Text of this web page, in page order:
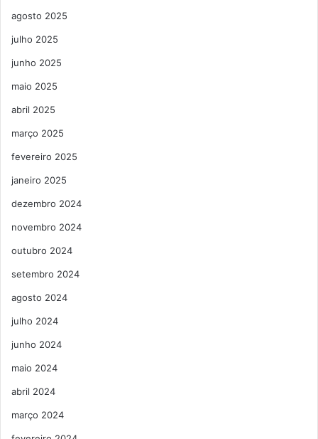
agosto 2025
julho 2025
junho 2025
maio 2025
abril 2025
março 2025
fevereiro 2025
janeiro 2025
dezembro 2024
novembro 2024
outubro 2024
setembro 2024
agosto 2024
julho 2024
junho 2024
maio 2024
abril 2024
março 2024